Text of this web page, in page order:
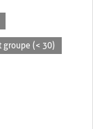
groupe (< 30)